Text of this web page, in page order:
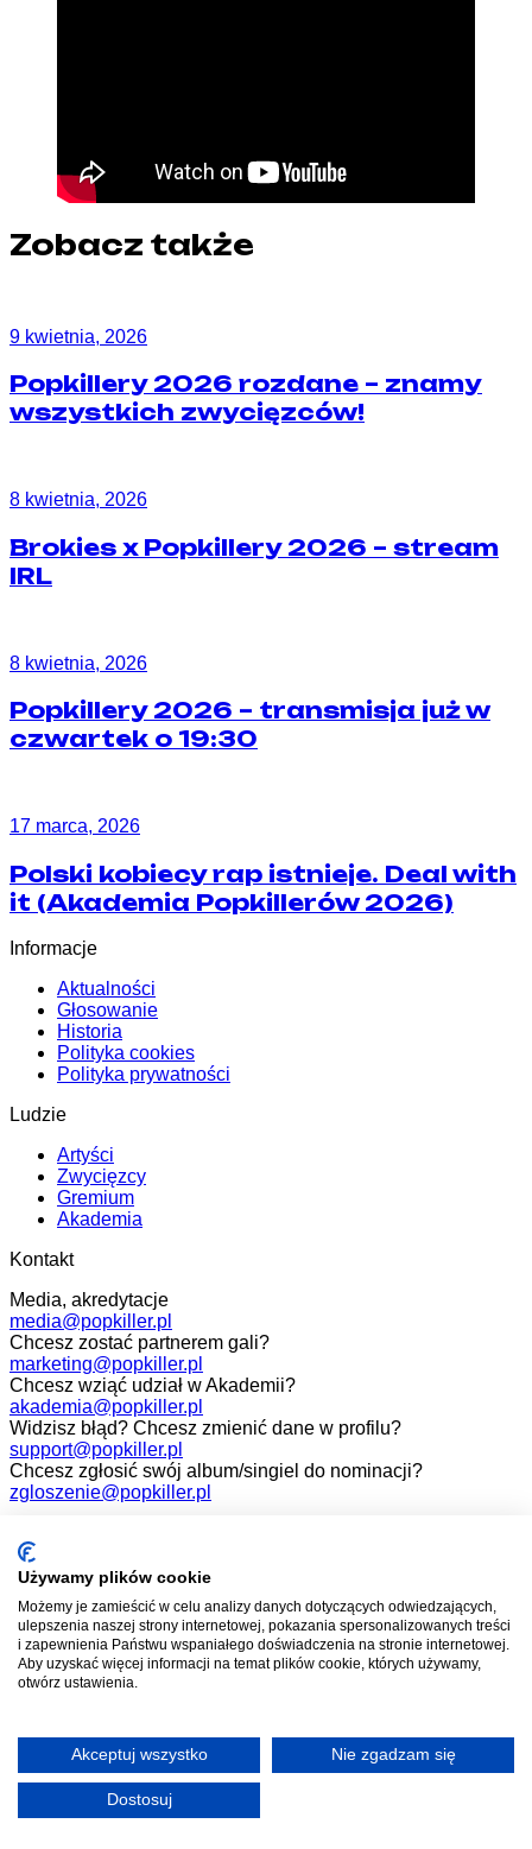
Zobacz także
9 kwietnia, 2026
Popkillery 2026 rozdane – znamy
wszystkich zwycięzców!
8 kwietnia, 2026
Brokies x Popkillery 2026 – stream
IRL
8 kwietnia, 2026
Popkillery 2026 – transmisja już w
czwartek o 19:30
17 marca, 2026
Polski kobiecy rap istnieje. Deal with
it (Akademia Popkillerów 2026)
Informacje
Aktualności
Głosowanie
Historia
Polityka cookies
Polityka prywatności
Ludzie
Artyści
Zwycięzcy
Gremium
Akademia
Kontakt
Media, akredytacje
media@popkiller.pl
Chcesz zostać partnerem gali?
marketing@popkiller.pl
Chcesz wziąć udział w Akademii?
akademia@popkiller.pl
Widzisz błąd? Chcesz zmienić dane w profilu?
support@popkiller.pl
Chcesz zgłosić swój album/singiel do nominacji?
zgloszenie@popkiller.pl
Instagram
YouTube
Projekt i realizacja:Mateusz Nowaczyk
Używamy plików cookie
Możemy je zamieścić w celu analizy danych dotyczących odwiedzających,
ulepszenia naszej strony internetowej, pokazania spersonalizowanych treści
i zapewnienia Państwu wspaniałego doświadczenia na stronie internetowej.
Aby uzyskać więcej informacji na temat plików cookie, których używamy,
otwórz ustawienia.
Akceptuj wszystko Nie zgadzam się
Dostosuj